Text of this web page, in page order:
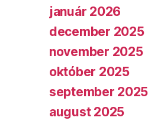
január 2026
december 2025
november 2025
október 2025
september 2025
august 2025